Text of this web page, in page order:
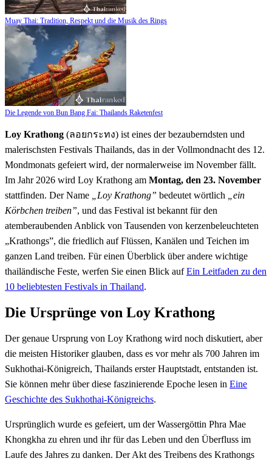
Muay Thai: Tradition, Respekt und die Musik des Rings
Die Legende von Bun Bang Fai: Thailands Raketenfest
Loy Krathong (ลอยกระทง) ist eines der bezauberndsten und
malerischsten Festivals Thailands, das in der Vollmondnacht des 12.
Mondmonats gefeiert wird, der normalerweise im November fällt.
Im Jahr 2026 wird Loy Krathong am Montag, den 23. November
stattfinden. Der Name
„Loy Krathong” bedeutet wörtlich
„ein
Körbchen treiben”, und das Festival ist bekannt für den
atemberaubenden Anblick von Tausenden von kerzenbeleuchteten
„Krathongs”, die friedlich auf Flüssen, Kanälen und Teichen im
ganzen Land treiben. Für einen Überblick über andere wichtige
thailändische Feste, werfen Sie einen Blick aufEin Leitfaden zu den
10 beliebtesten Festivals in Thailand.
Die Ursprünge von Loy Krathong
Der genaue Ursprung von Loy Krathong wird noch diskutiert, aber
die meisten Historiker glauben, dass es vor mehr als 700 Jahren im
Sukhothai-Königreich, Thailands erster Hauptstadt, entstanden ist.
Sie können mehr über diese faszinierende Epoche lesen in Eine
Geschichte des Sukhothai-Königreichs.
Ursprünglich wurde es gefeiert, um der Wassergöttin Phra Mae
Khongkha zu ehren und ihr für das Leben und den Überfluss im
Laufe des Jahres zu danken. Der Akt des Treibens des Krathongs